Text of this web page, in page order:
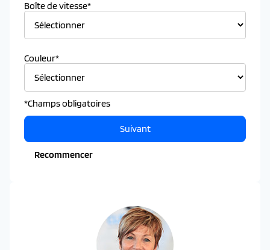
Boîte de vitesse*
Couleur*
*Champs obligatoires
Recommencer
Suivant